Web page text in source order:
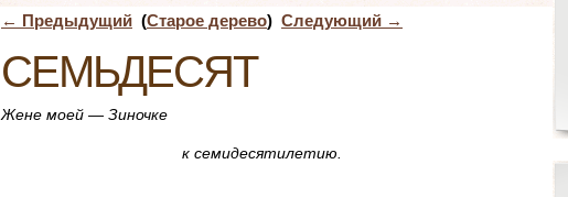
← Предыдущий (Старое дерево) Следующий →
СЕМЬДЕСЯТ
Жене моей — Зиночке
к семидесятилетию.